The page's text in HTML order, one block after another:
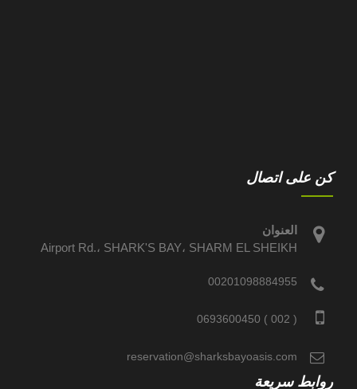
كن على اتصال
العنوان
Airport Rd.، SHARK'S BAY، SHARM EL SHEIKH
00201098884955
( 002 ) 0693600450
reservation@sharksbayoasis.com
روابط سريعة